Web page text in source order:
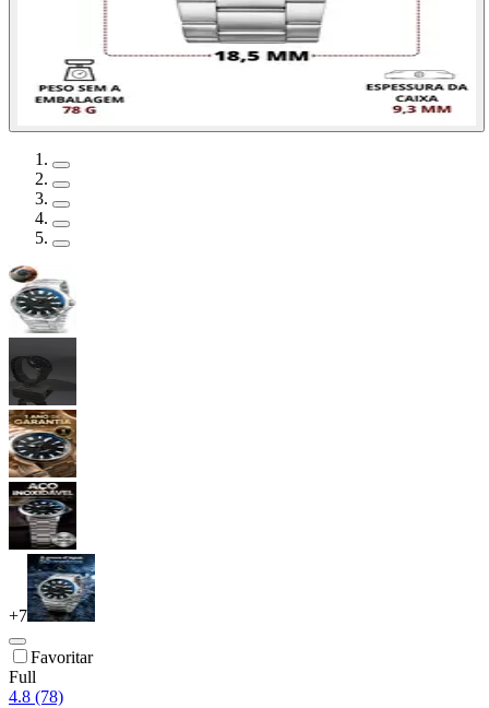
+7
Favoritar
Full
4.8 (78)